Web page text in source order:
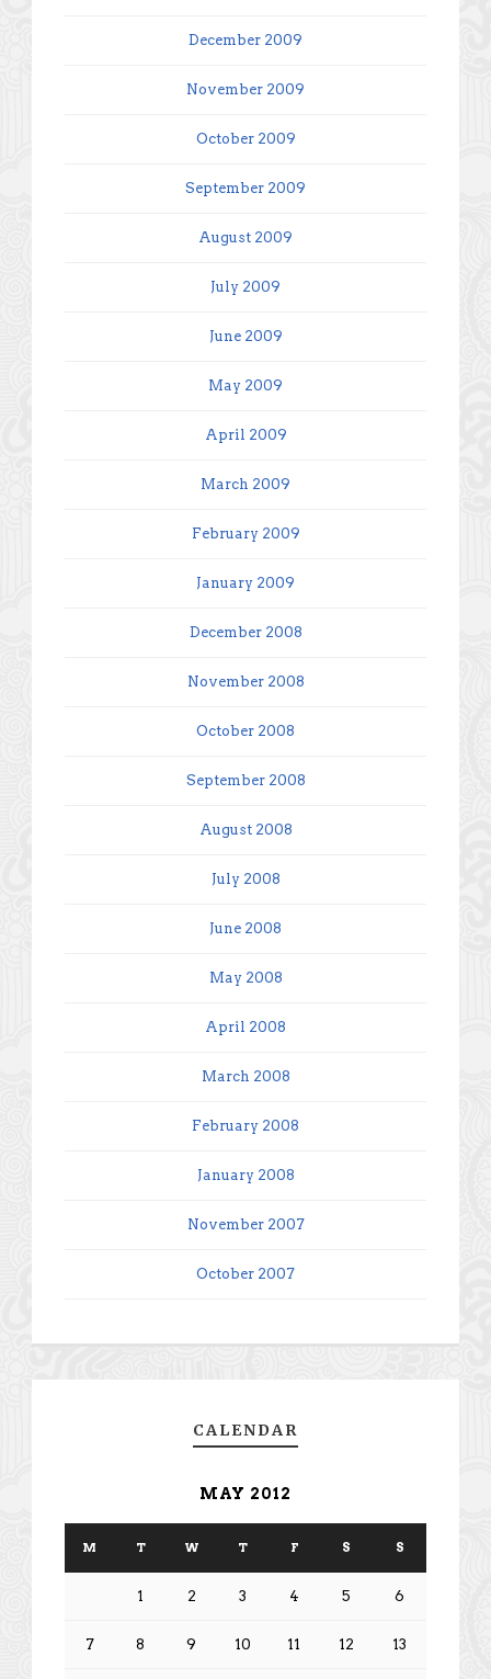
December 2009
November 2009
October 2009
September 2009
August 2009
July 2009
June 2009
May 2009
April 2009
March 2009
February 2009
January 2009
December 2008
November 2008
October 2008
September 2008
August 2008
July 2008
June 2008
May 2008
April 2008
March 2008
February 2008
January 2008
November 2007
October 2007
CALENDAR
MAY 2012
M T W T F S S
1 2 3 4 5 6
7 8 9 10 11 12 13